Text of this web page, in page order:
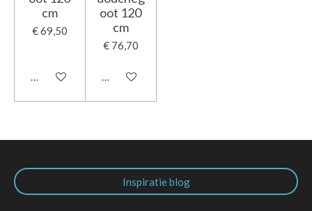
cm
€ 69,50
In winkelwagen
oot 120
cm
€ 76,70
In winkelwagen
Inspiratie blog